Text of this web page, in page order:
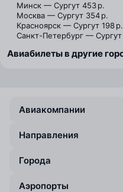
Минск — Сургут 453 р.
Москва — Сургут 354 р.
Красноярск — Сургут 198 р.
Санкт-Петербург — Сургут
Авиабилеты в другие
Авиакомпании
Направления
Города
Аэропорты